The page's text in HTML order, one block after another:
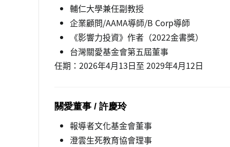
輔仁大學兼任副教授
企業顧問/AAMA導師/B Corp導師
《影響力投資》作者（2022金書獎）
台灣關愛基金會第五屆董事
任期：2026年4月13日至 2029年4月12日
關愛董事 / 許慶玲
報導者文化基金會董事
澄雲生死教育協會理事